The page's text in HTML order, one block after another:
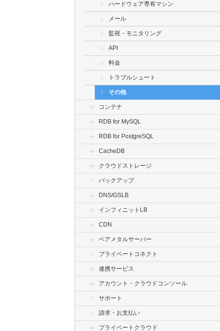
ハードウェア専有マシン
メール
監視・モニタリング
API
料金
トラブルシュート
その他
コンテナ
RDB for MySQL
RDB for PostgreSQL
CacheDB
クラウドストレージ
バックアップ
DNS/GSLB
インフィニットLB
CDN
ベアメタルサーバー
プライベートコネクト
連携サービス
アカウント・クラウドコンソール
サポート
請求・お支払い
プライベートクラウド